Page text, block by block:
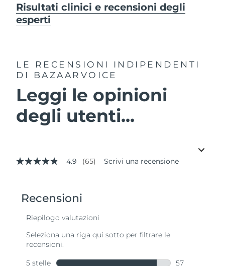
Risultati clinici e recensioni degli
esperti
LE RECENSIONI INDIPENDENTI
DI BAZAARVOICE
Leggi le opinioni
degli utenti...
4.9
valore
valutazione
Read
Stesso
4.9 (65) Scrivi una recensione